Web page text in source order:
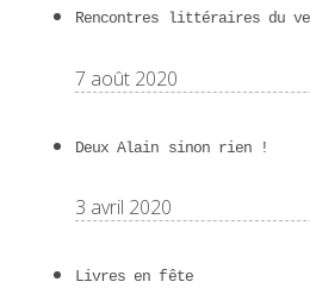
Rencontres littéraires du
7 août 2020
Deux Alain sinon rien !
3 avril 2020
Livres en fête